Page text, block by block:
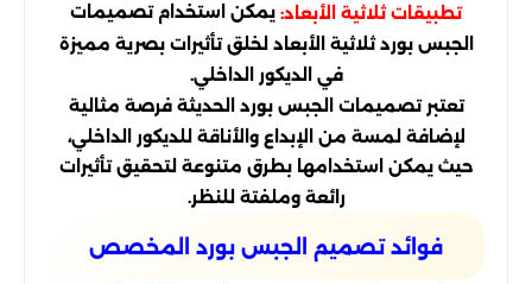
تطبيقات ثلاثية الأبعاد: يمكن استخدام تصميمات
الجبس بورد ثلاثية الأبعاد لخلق تأثيرات بصرية مميزة
في الديكور الداخلي.
تعتبر تصميمات الجبس بورد الحديثة فرصة مثالية
لإضافة لمسة من الإبداع والأناقة للديكور الداخلي،
حيث يمكن استخدامها بطرق متنوعة لتحقيق تأثيرات
رائعة وملفتة للنظر.
فوائد تصميم الجبس بورد المخصص